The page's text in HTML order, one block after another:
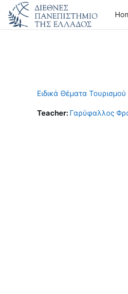
Skip to main content
Ειδικά Θέματα Τουρισμού
Teacher: Γαρύφαλλος